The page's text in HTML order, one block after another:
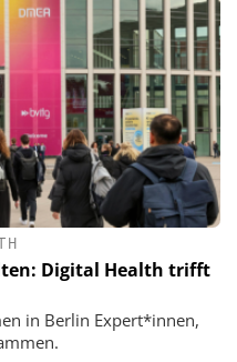
Digital Health trifft
in Berlin Expert*innen,